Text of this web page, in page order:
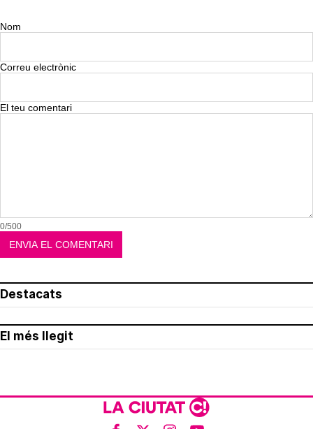
Nom
Correu electrònic
El teu comentari
0/500
Destacats
El més llegit